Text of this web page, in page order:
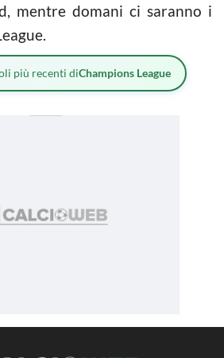
mentre domani ci saranno i
più recenti diChampions League